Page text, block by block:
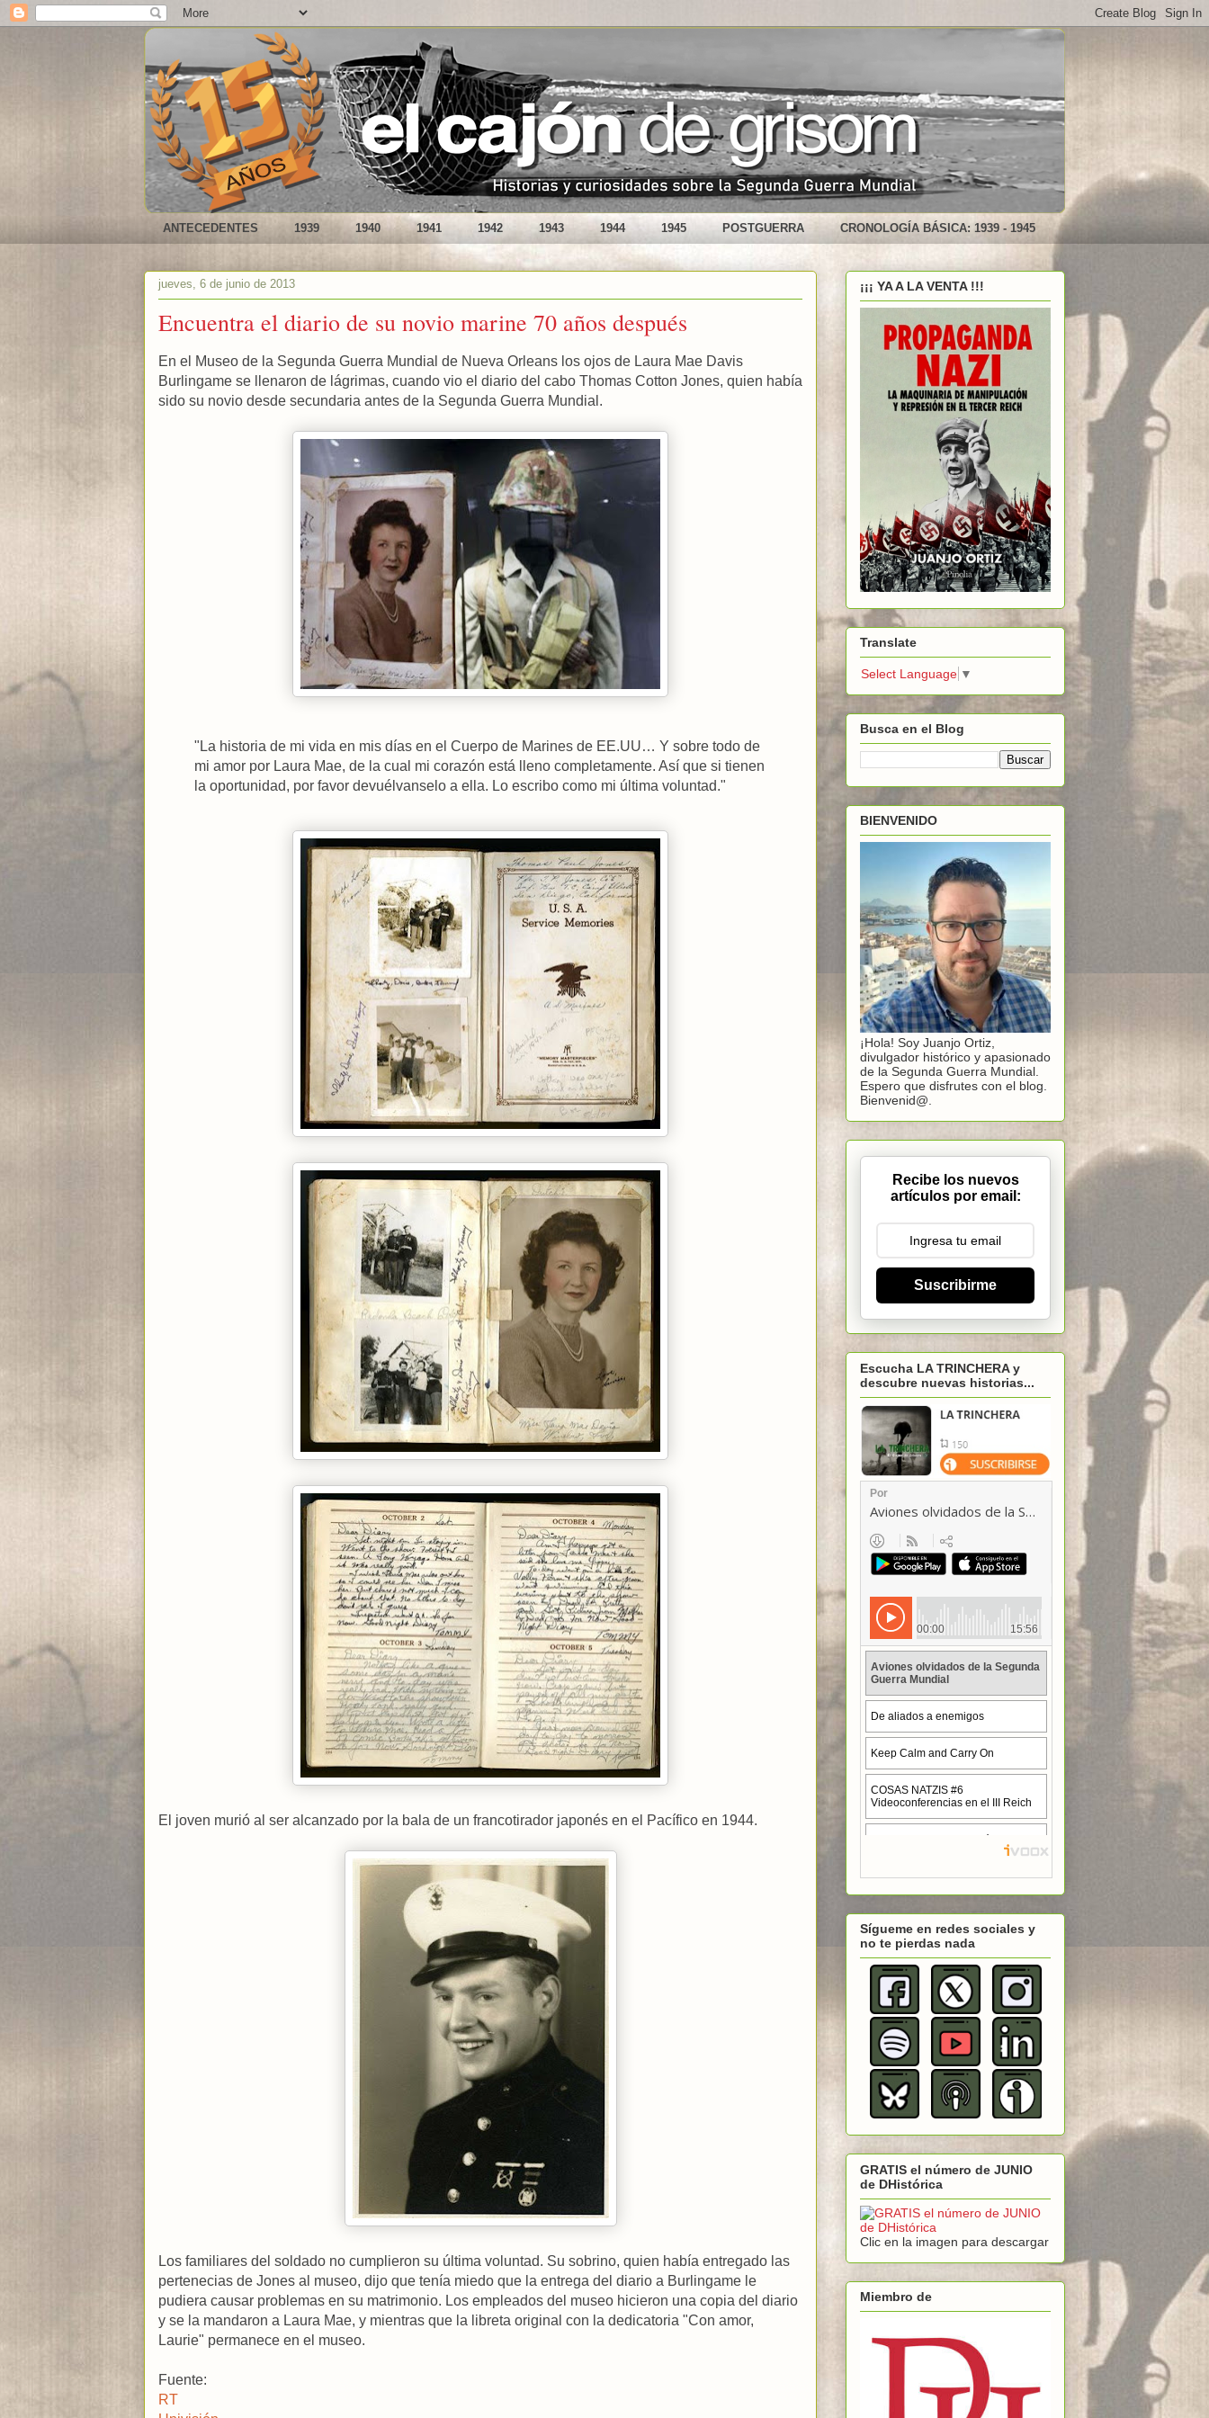
ANTECEDENTES 1939 1940 1941 1942 1943 1944 1945 POSTGUERRA CRONOLOGÍA BÁSICA: 1939 - 1945
jueves, 6 de junio de 2013
Encuentra el diario de su novio marine 70 años después
En el Museo de la Segunda Guerra Mundial de Nueva Orleans los ojos de Laura Mae Davis
Burlingame se llenaron de lágrimas, cuando vio el diario del cabo Thomas Cotton Jones, quien había
sido su novio desde secundaria antes de la Segunda Guerra Mundial.
"La historia de mi vida en mis días en el Cuerpo de Marines de EE.UU… Y sobre todo de
mi amor por Laura Mae, de la cual mi corazón está lleno completamente. Así que si tienen
la oportunidad, por favor devuélvanselo a ella. Lo escribo como mi última voluntad."
El joven murió al ser alcanzado por la bala de un francotirador japonés en el Pacífico en 1944.
Los familiares del soldado no cumplieron su última voluntad. Su sobrino, quien había entregado las
pertenecias de Jones al museo, dijo que tenía miedo que la entrega del diario a Burlingame le
pudiera causar problemas en su matrimonio. Los empleados del museo hicieron una copia del diario
y se la mandaron a Laura Mae, y mientras que la libreta original con la dedicatoria "Con amor,
Laurie" permanece en el museo.
Fuente:
RT
¡¡¡ YA A LA VENTA !!!
Translate
Select Language ▼
Busca en el Blog
BIENVENIDO
¡Hola! Soy Juanjo Ortiz,
divulgador histórico y apasionado
de la Segunda Guerra Mundial.
Espero que disfrutes con el blog.
Bienvenid@.
Recibe los nuevos
artículos por email:
Suscribirme
Escucha LA TRINCHERA y
descubre nuevas historias...
Sígueme en redes sociales y
no te pierdas nada
GRATIS el número de JUNIO
de DHistórica
Clic en la imagen para descargar
Miembro de